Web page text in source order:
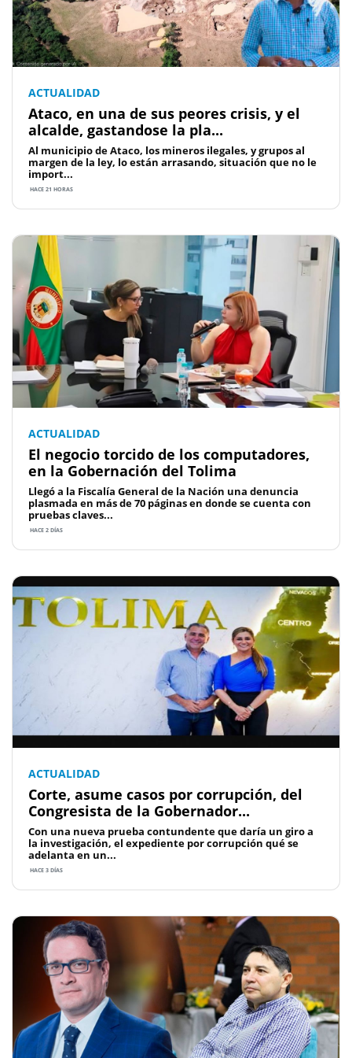
ACTUALIDAD
Ataco, en una de sus peores crisis, y el
alcalde, gastandose la pla...
Al municipio de Ataco, los mineros ilegales, y grupos al
margen de la ley, lo están arrasando, situación que no le
import...
HACE 21 HORAS
ACTUALIDAD
El negocio torcido de los computadores,
en la Gobernación del Tolima
Llegó a la Fiscalía General de la Nación una denuncia
plasmada en más de 70 páginas en donde se cuenta con
pruebas claves...
HACE 2 DÍAS
ACTUALIDAD
Corte, asume casos por corrupción, del
Congresista de la Gobernador...
Con una nueva prueba contundente que daría un giro a
la investigación, el expediente por corrupción qué se
adelanta en un...
HACE 3 DÍAS